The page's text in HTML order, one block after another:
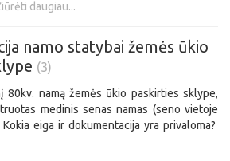
daugiau...
namo statybai žemės ūkio
(3)
80kv. namą žemės ūkio paskirties sklype,
medinis senas namas (seno vietoje
eiga ir dokumentacija yra privaloma?